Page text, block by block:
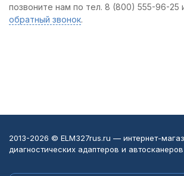
позвоните нам по тел. 8 (800) 555-96-25
обратный звонок.
2013-2026 © ELM327rus.ru — интернет-
диагностических адаптеров и автосканеров